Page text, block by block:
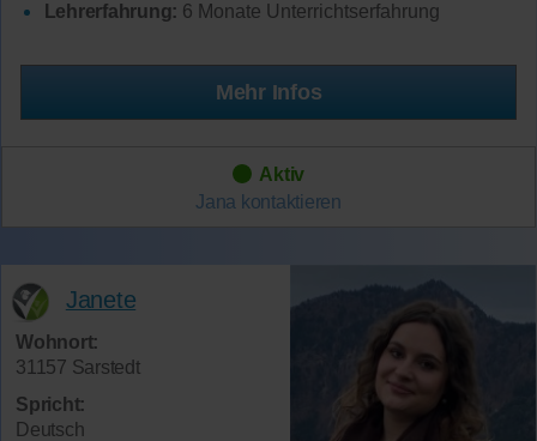
Lehrerfahrung: 6 Monate Unterrichtserfahrung
Mehr Infos
Aktiv
Jana kontaktieren
Janete
Wohnort:
31157 Sarstedt
Spricht:
Deutsch